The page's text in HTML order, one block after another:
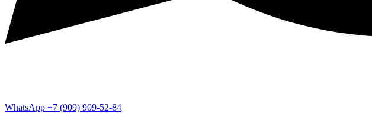
WhatsApp +7 (909) 909-52-84